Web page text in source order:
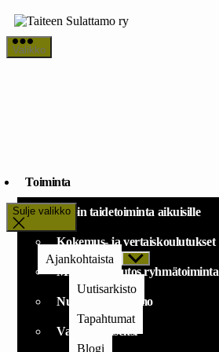
Siirry
sisältöön
Taiteen
Sulattamo
Valikko
Toiminta
Avoin taidetoiminta aikuisille
Kokemus- ja vertaiskoulutukset
Mielekäs muutos ryhmätoiminta
Nuorten Sulattamo
Vapaaehtoiseksi
Sulje valikko
Ajankohtaista
Näytä
alavalikko
Uutisarkisto
Tapahtumat
Blogi